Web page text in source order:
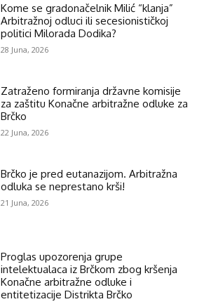
Kome se gradonačelnik Milić “klanja”
Arbitražnoj odluci ili secesionističkoj
politici Milorada Dodika?
28 Juna, 2026
Zatraženo formiranja državne komisije
za zaštitu Konačne arbitražne odluke za
Brčko
22 Juna, 2026
Brčko je pred eutanazijom. Arbitražna
odluka se neprestano krši!
21 Juna, 2026
Proglas upozorenja grupe
intelektualaca iz Brčkom zbog kršenja
Konačne arbitražne odluke i
entitetizacije Distrikta Brčko